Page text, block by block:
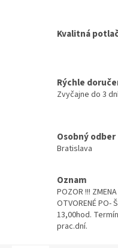
Kvalitná
Rýchle
Zvyčajne do 3
Osobný odber
Bratislava
Oznam
POZOR !!!
OTVORENÉ PO-
13,00hod.
prac.dní.